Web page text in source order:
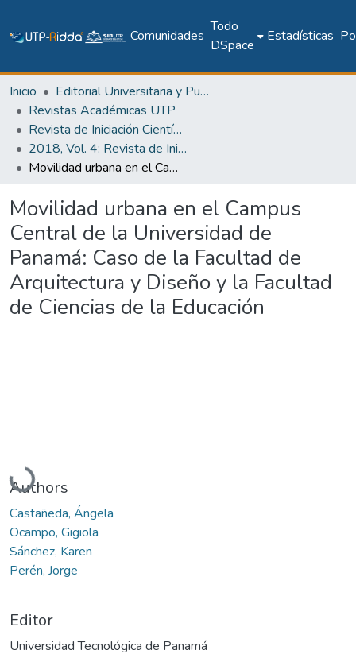
Comunidades
Todo
DSpace
Estadísticas
Inicio
Editorial Universitaria y Publicaciones Seriadas
Revistas Académicas UTP
Revista de Iniciación Científica
2018, Vol. 4: Revista de Iniciación Científica, Edición Especial
Movilidad urbana en el Campus Central de la Universidad de Panamá: Caso de la Facultad de Arquitectura y Diseño y la Facultad de Ciencias de la Educación
Movilidad urbana en el Campus
Central de la Universidad de
Panamá: Caso de la Facultad de
Arquitectura y Diseño y la Facultad
de Ciencias de la Educación
Cargando...
Authors
Castañeda, Ángela
Ocampo, Gigiola
Sánchez, Karen
Perén, Jorge
Editor
Universidad Tecnológica de Panamá